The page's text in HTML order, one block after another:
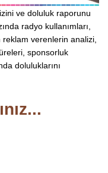
ve doluluk raporunu
radyo kullanımları,
verenlerin analizi,
sponsorluk
doluluklarını